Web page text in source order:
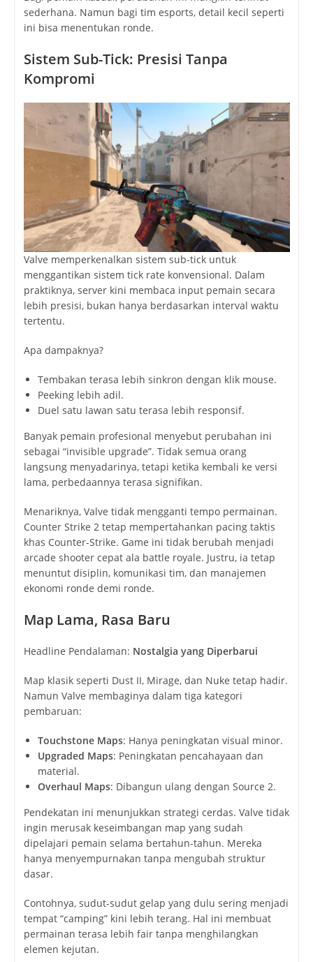
sederhana. Namun bagi tim esports, detail kecil seperti
ini bisa menentukan ronde.
Sistem Sub-Tick: Presisi Tanpa
Kompromi
Valve memperkenalkan sistem sub-tick untuk
menggantikan sistem tick rate konvensional. Dalam
praktiknya, server kini membaca input pemain secara
lebih presisi, bukan hanya berdasarkan interval waktu
tertentu.
Apa dampaknya?
Tembakan terasa lebih sinkron dengan klik mouse.
Peeking lebih adil.
Duel satu lawan satu terasa lebih responsif.
Banyak pemain profesional menyebut perubahan ini
sebagai “invisible upgrade”. Tidak semua orang
langsung menyadarinya, tetapi ketika kembali ke versi
lama, perbedaannya terasa signifikan.
Menariknya, Valve tidak mengganti tempo permainan.
Counter Strike 2 tetap mempertahankan pacing taktis
khas Counter-Strike. Game ini tidak berubah menjadi
arcade shooter cepat ala battle royale. Justru, ia tetap
menuntut disiplin, komunikasi tim, dan manajemen
ekonomi ronde demi ronde.
Map Lama, Rasa Baru
Headline Pendalaman: Nostalgia yang Diperbarui
Map klasik seperti Dust II, Mirage, dan Nuke tetap hadir.
Namun Valve membaginya dalam tiga kategori
pembaruan:
Touchstone Maps: Hanya peningkatan visual minor.
Upgraded Maps: Peningkatan pencahayaan dan
material.
Overhaul Maps: Dibangun ulang dengan Source 2.
Pendekatan ini menunjukkan strategi cerdas. Valve tidak
ingin merusak keseimbangan map yang sudah
dipelajari pemain selama bertahun-tahun. Mereka
hanya menyempurnakan tanpa mengubah struktur
dasar.
Contohnya, sudut-sudut gelap yang dulu sering menjadi
tempat “camping” kini lebih terang. Hal ini membuat
permainan terasa lebih fair tanpa menghilangkan
elemen kejutan.